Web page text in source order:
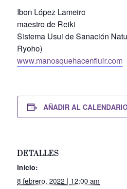
Ibon López Lameiro
maestro de Reiki
Sistema Usui de Sanación
Ryoho)
www.manosquehacenfluir.com
AÑADIR AL
DETALLES
Inicio:
8 febrero, 2022 | 12:00 am